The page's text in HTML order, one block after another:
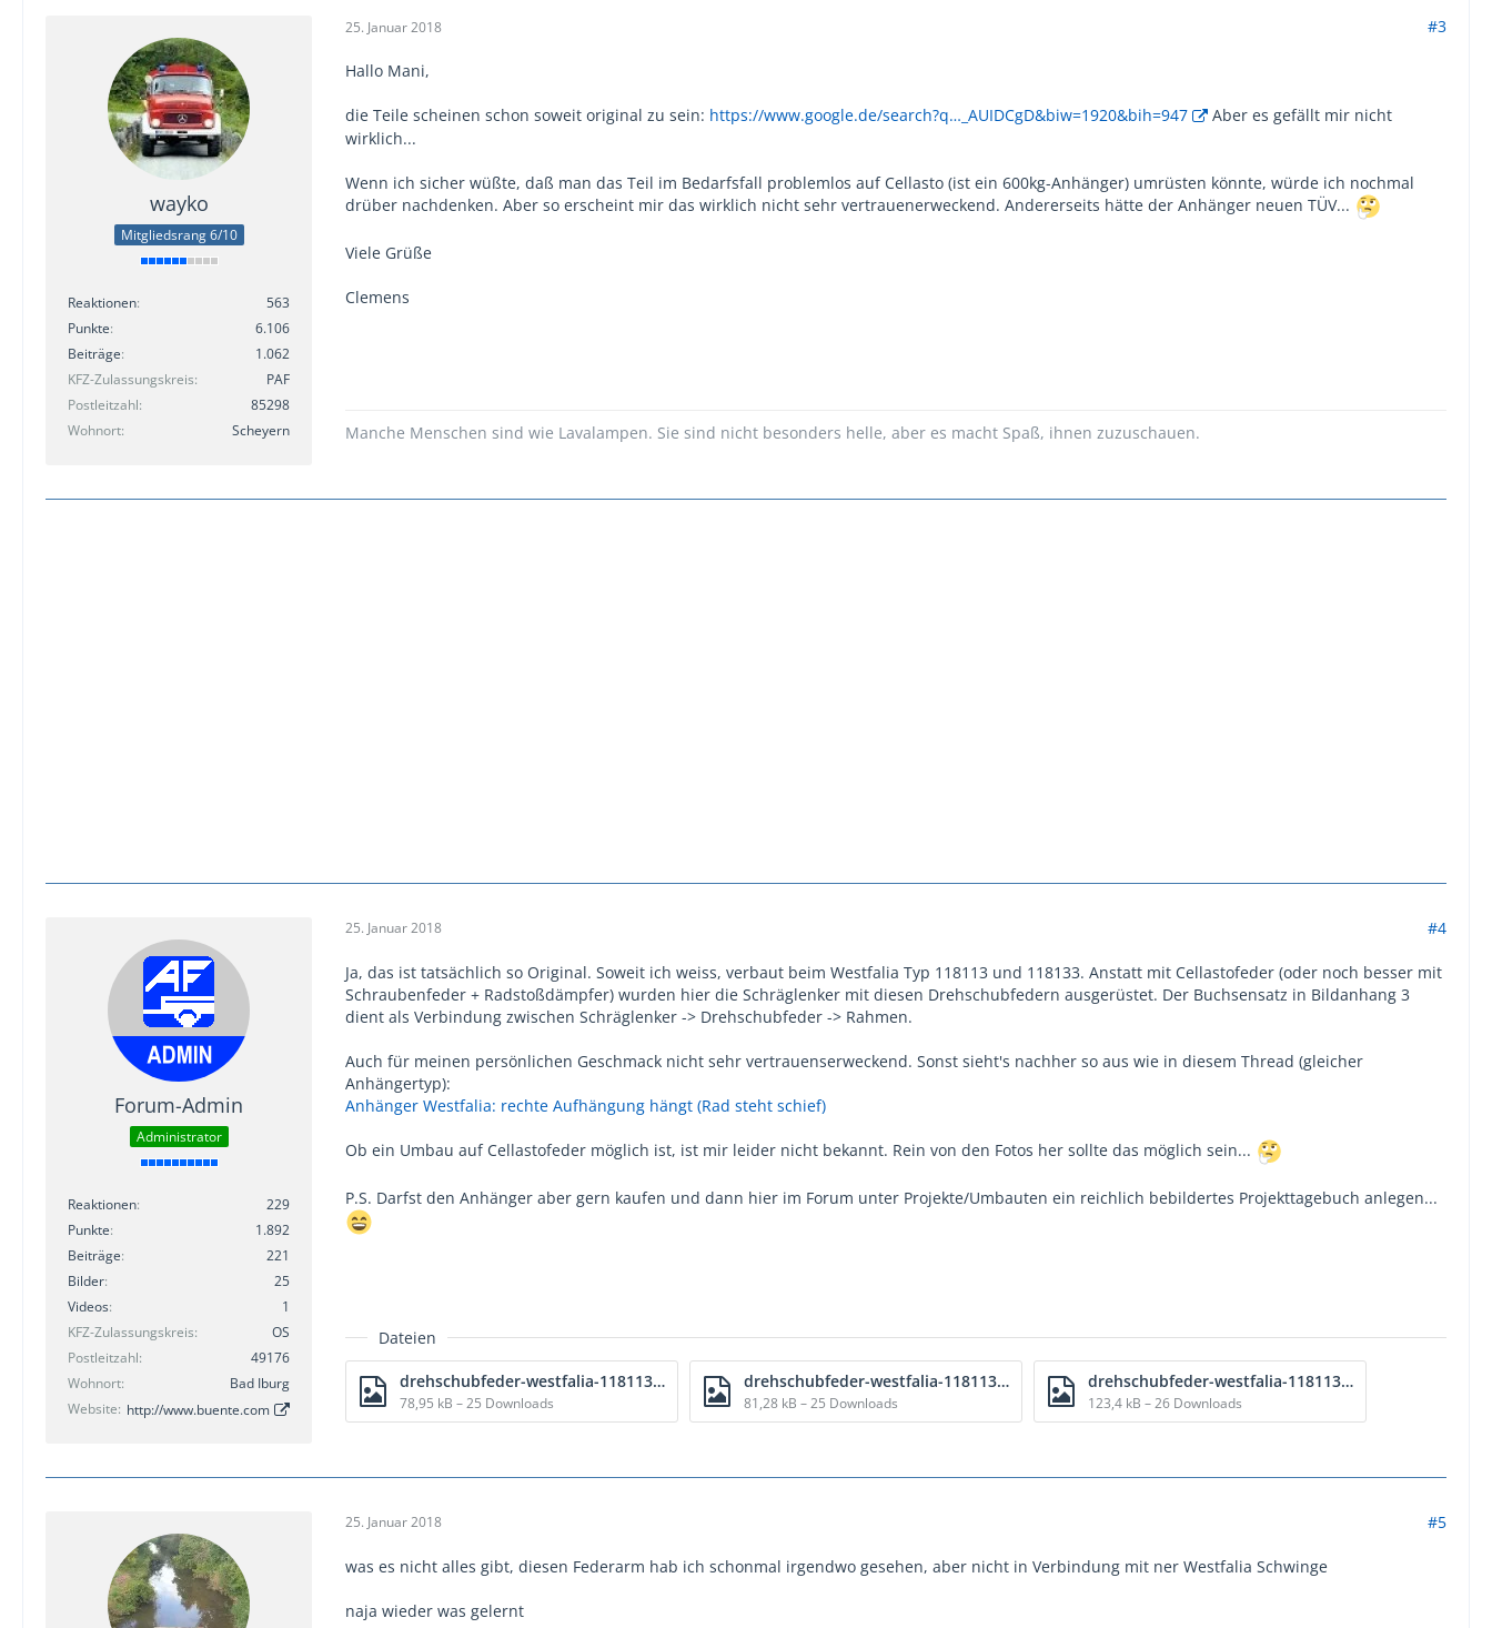
wayko
Mitgliedsrang 6/10
Reaktionen
563
Punkte
6.106
Beiträge
1.062
KFZ-Zulassungskreis
PAF
Postleitzahl
85298
Wohnort
Scheyern
25. Januar 2018 #3
Hallo Mani,
die Teile scheinen schon soweit original zu sein: https://www.google.de/search?q…_AUIDCgD&biw=1920&bih=947
Aber es gefällt mir nicht
wirklich...
Wenn ich sicher wüßte, daß man das Teil im Bedarfsfall problemlos auf Cellasto (ist ein 600kg-Anhänger) umrüsten könnte, würde ich nochmal
drüber nachdenken. Aber so erscheint mir das wirklich nicht sehr vertrauenerweckend. Andererseits hätte der Anhänger neuen TÜV...
Viele Grüße
Clemens
Manche Menschen sind wie Lavalampen. Sie sind nicht besonders helle, aber es macht Spaß, ihnen zuzuschauen.
Forum-Admin
Administrator
Reaktionen
229
Punkte
1.892
Beiträge
221
Bilder
25
Videos
1
KFZ-Zulassungskreis
OS
Postleitzahl
49176
Wohnort
Bad Iburg
Website http://www.buente.com
25. Januar 2018 #4
Ja, das ist tatsächlich so Original. Soweit ich weiss, verbaut beim Westfalia Typ 118113 und 118133. Anstatt mit Cellastofeder (oder noch besser mit
Schraubenfeder + Radstoßdämpfer) wurden hier die Schräglenker mit diesen Drehschubfedern ausgerüstet. Der Buchsensatz in Bildanhang 3
dient als Verbindung zwischen Schräglenker -> Drehschubfeder -> Rahmen.
Auch für meinen persönlichen Geschmack nicht sehr vertrauenserweckend. Sonst sieht's nachher so aus wie in diesem Thread (gleicher
Anhängertyp):
Anhänger Westfalia: rechte Aufhängung hängt (Rad steht schief)
Ob ein Umbau auf Cellastofeder möglich ist, ist mir leider nicht bekannt. Rein von den Fotos her sollte das möglich sein...
P.S. Darfst den Anhänger aber gern kaufen und dann hier im Forum unter Projekte/Umbauten ein reichlich bebildertes Projekttagebuch anlegen...
Dateien
drehschubfeder-westfalia-118113_a.jpg
78,95 kB – 25 Downloads
drehschubfeder-westfalia-118113_b.jpg
81,28 kB – 25 Downloads
drehschubfeder-westfalia-118113_c.jpg
123,4 kB – 26 Downloads
25. Januar 2018 #5
was es nicht alles gibt, diesen Federarm hab ich schonmal irgendwo gesehen, aber nicht in Verbindung mit ner Westfalia Schwinge
naja wieder was gelernt